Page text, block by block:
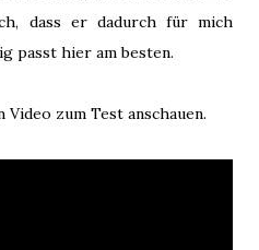
dass er dadurch für mich
passt hier am besten.
zum Test anschauen.